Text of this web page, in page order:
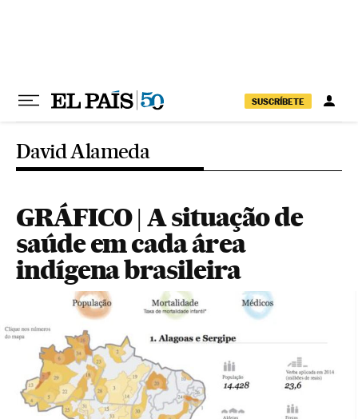
SUSCRÍBETE
David Alameda
GRÁFICO | A situação de
saúde em cada área
indígena brasileira